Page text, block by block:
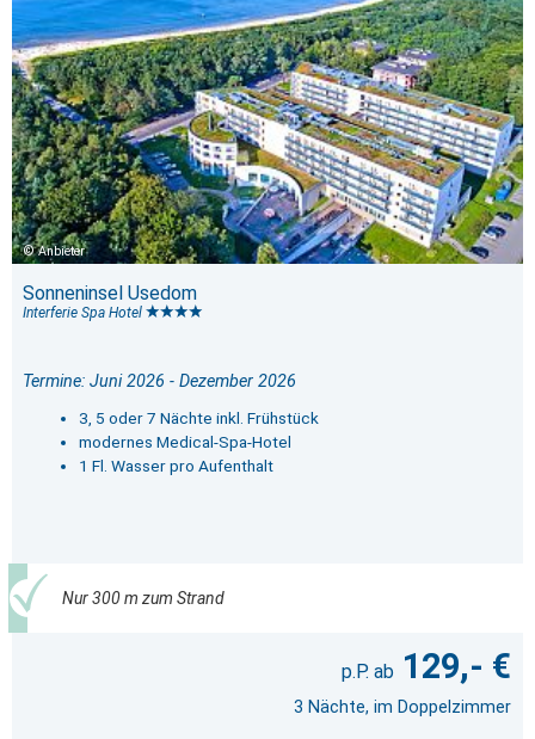
Anbieter
Sonneninsel Usedom
Interferie Spa Hotel
Termine: Juni 2026 - Dezember 2026
3, 5 oder 7 Nächte inkl. Frühstück
modernes Medical-Spa-Hotel
1 Fl. Wasser pro Aufenthalt
Nur 300 m zum Strand
129,- €
3 Nächte, im Doppelzimmer